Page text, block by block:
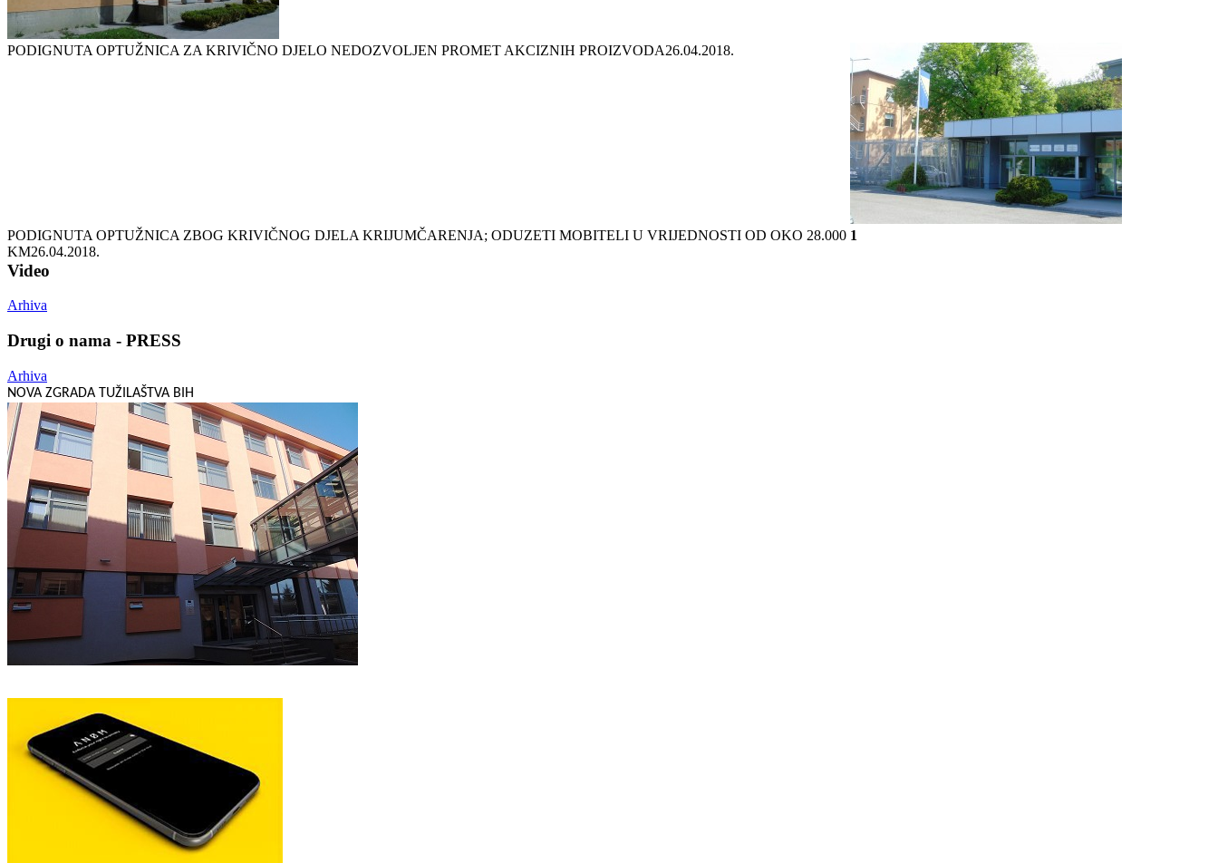
PODIGNUTA OPTUŽNICA ZA KRIVIČNO DJELO NEDOZVOLJEN PROMET AKCIZNIH PROIZVODA26.04.2018.
PODIGNUTA OPTUŽNICA ZBOG KRIVIČNOG DJELA KRIJUMČARENJA; ODUZETI MOBITELI U VRIJEDNOSTI OD OKO 28.000
KM26.04.2018.
1
Video
Arhiva
Drugi o nama - PRESS
Arhiva
NOVA ZGRADA TUŽILAŠTVA BIH